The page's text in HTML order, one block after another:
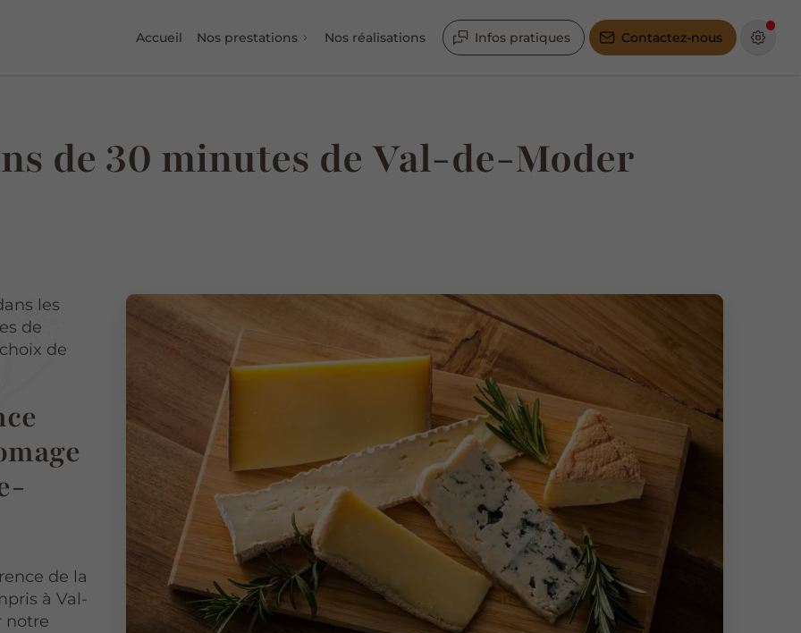
Accueil Nos prestations Nos réalisations Infos pratiques Contactez-nous
de 30 minutes de Val-de-Moder
les
de
de
de la
à Val-
notre